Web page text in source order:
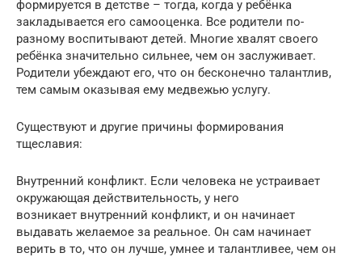
формируется в детстве – тогда, когда у ребёнка
закладывается его самооценка. Все родители по-
разному воспитывают детей. Многие хвалят своего
ребёнка значительно сильнее, чем он заслуживает.
Родители убеждают его, что он бесконечно талантлив,
тем самым оказывая ему медвежью услугу.
Существуют и другие причины формирования
тщеславия:
Внутренний конфликт. Если человека не устраивает
окружающая действительность, у него
возникает внутренний конфликт, и он начинает
выдавать желаемое за реальное. Он сам начинает
верить в то, что он лучше, умнее и талантливее, чем он